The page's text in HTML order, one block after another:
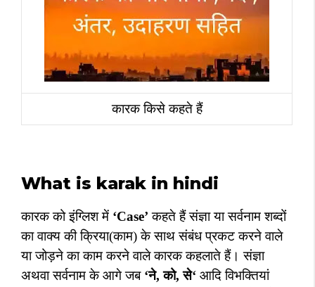
कारक किसे कहते हैं
What is karak in hindi
कारक को इंग्लिश में ‘Case’कहते हैं संज्ञा या सर्वनाम शब्दों
का वाक्य की क्रिया(काम) के साथ संबंध प्रकट करने वाले
याजोड़ने का काम करने वाले कारक कहलाते हैं। संज्ञा
अथवा सर्वनाम के आगे जब‘ने,को,से‘ आदि विभक्तियां